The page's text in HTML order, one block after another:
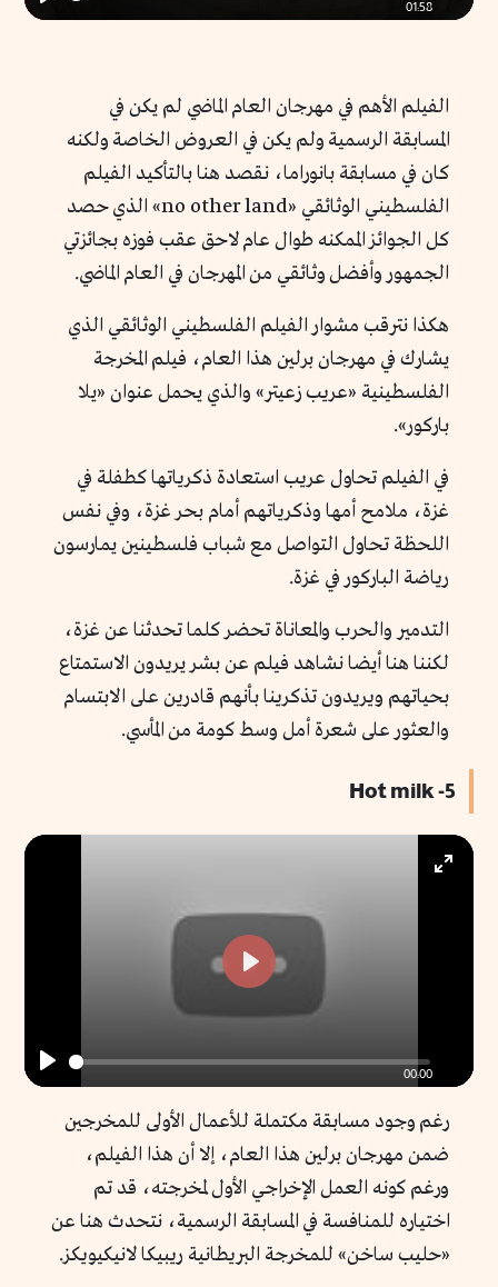
Play
01:58
الفيلم الأهم في مهرجان العام الماضي لم يكن في
المسابقة الرسمية ولم يكن في العروض الخاصة ولكنه
كان في مسابقة بانوراما، نقصد هنا بالتأكيد الفيلم
الفلسطيني الوثائقي «no other land» الذي حصد
كل الجوائز الممكنه طوال عام لاحق عقب فوزه بجائزتي
الجمهور وأفضل وثائقي من المهرجان في العام الماضي.
هكذا نترقب مشوار الفيلم الفلسطيني الوثائقي الذي
يشارك في مهرجان برلين هذا العام، فيلم المخرجة
الفلسطينية «عريب زعيتر» والذي يحمل عنوان «يلا
باركور».
في الفيلم تحاول عريب استعادة ذكرياتها كطفلة في
غزة، ملامح أمها وذكرياتهم أمام بحر غزة، وفي نفس
اللحظة تحاول التواصل مع شباب فلسطينين يمارسون
رياضة الباركور في غزة.
التدمير والحرب والمعاناة تحضر كلما تحدثنا عن غزة،
لكننا هنا أيضا نشاهد فيلم عن بشر يريدون الاستمتاع
بحياتهم ويريدون تذكرينا بأنهم قادرين على الابتسام
والعثور على شعرة أمل وسط كومة من المأسي.
5- Hot milk
Play
00:00
Play
رغم وجود مسابقة مكتملة للأعمال الأولى للمخرجين
ضمن مهرجان برلين هذا العام، إلا أن هذا الفيلم،
ورغم كونه العمل الإخراجي الأول لمخرجته، قد تم
اختياره للمنافسة في المسابقة الرسمية، نتحدث هنا عن
«حليب ساخن» للمخرجة البريطانية ريبيكا لانيكيويكز.